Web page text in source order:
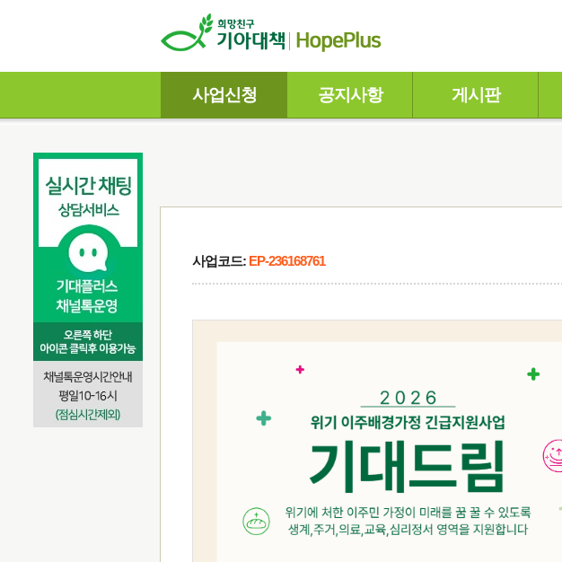
사업신청 공지사항 게시판
사업코드: EP-236168761